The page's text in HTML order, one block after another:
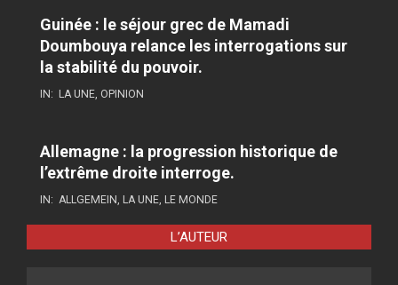
Guinée : le séjour grec de Mamadi
Doumbouya relance les interrogations sur
la stabilité du pouvoir.
IN: LA UNE, OPINION
Allemagne : la progression historique de
l’extrême droite interroge.
IN: ALLGEMEIN, LA UNE, LE MONDE
L’AUTEUR